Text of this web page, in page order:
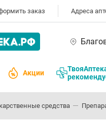
заказ Адреса
Акции
средства